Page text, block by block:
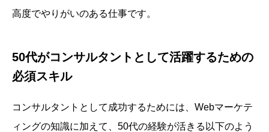
高度でやりがいのある仕事です。
50代がコンサルタントとして活躍するための
必須スキル
コンサルタントとして成功するためには、Webマーケテ
ィングの知識に加えて、50代の経験が活きる以下のよう